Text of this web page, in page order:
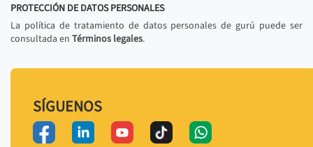
PROTECCIÓN DE DATOS PERSONALES
La política de tratamiento de datos personales de gurú puede ser
consultada en Términos legales.
SÍGUENOS